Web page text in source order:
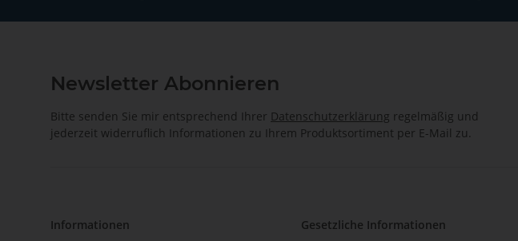
Newsletter Abonnieren
Bitte senden Sie mir entsprechend Ihrer Datenschutzerklärung regelmäßig und
jederzeit widerruflich Informationen zu Ihrem Produktsortiment per E-Mail zu.
Informationen Gesetzliche Informationen